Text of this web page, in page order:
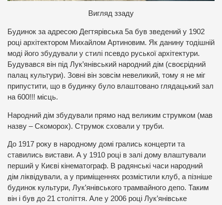
Вигляд ззаду
Будинок за адресою Дегтярівська 5а був зведений у 1902
році архітектором Михайлом Артиновим. Як данину тодішній
моді його збудували у стилі псевдо руської архітектури.
Будувався він під Лук’янівський народний дім (своєрідний
палац культури). Зовні він зовсім невеликий, тому я не міг
припустити, що в будинку було влаштовано глядацький зал
на 600!!! місць.
Народний дім збудували прямо над великим струмком (мав
назву – Скоморох). Струмок сховали у труби.
До 1917 року в народному домі грались концерти та
ставились вистави. А у 1910 році в залі дому влаштували
перший у Києві кінематограф. В радянські часи народний
дім ліквідували, а у приміщеннях розмістили клуб, а пізніше
будинок культури, Лук’янівського трамвайного депо. Таким
він і був до 21 століття. Але у 2006 році Лук’янівське